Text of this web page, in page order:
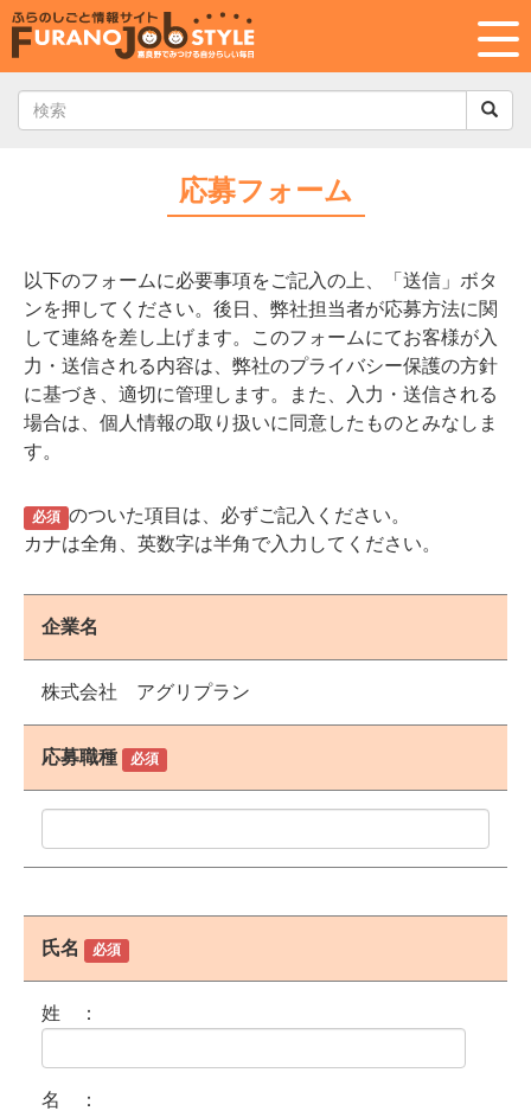
応募フォーム
以下のフォームに必要事項をご記入の上、「送信」ボタ
ンを押してください。後日、弊社担当者が応募方法に関
して連絡を差し上げます。このフォームにてお客様が入
力・送信される内容は、弊社のプライバシー保護の方針
に基づき、適切に管理します。また、入力・送信される
場合は、個人情報の取り扱いに同意したものとみなしま
す。
必須 のついた項目は、必ずご記入ください。
カナは全角、英数字は半角で入力してください。
企業名
株式会社 アグリプラン
応募職種 必須
氏名 必須
姓 ：
名 ：